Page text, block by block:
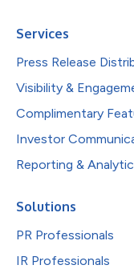
Services
Press Release
Visibility &
Complimentary
Investor
Reporting &
Solutions
PR Professionals
IR Professionals